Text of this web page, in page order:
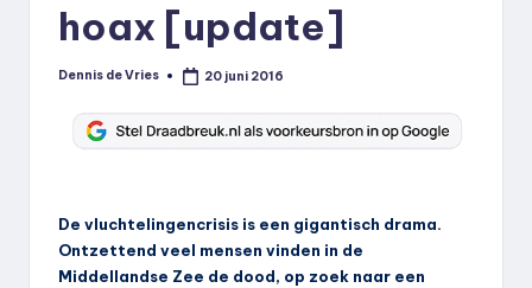
hoax [update]
Geplaatst
Dennis de Vries 20 juni 2016
De vluchtelingencrisis is een gigantisch drama.
Ontzettend veel mensen vinden in de
Middellandse Zee de dood, op zoek naar een